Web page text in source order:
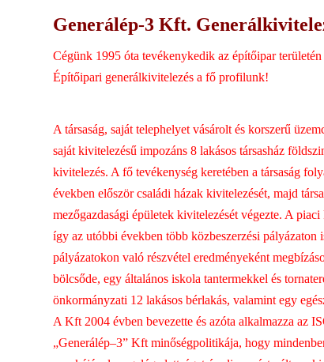
Generálép-3 Kft.
Cégünk 1995 óta tevékenykedik az építőipar
Építőipari generálkivitelezés a fő profilunk!
A társaság, saját telephelyet vásárolt és korszerű
saját kivitelezésű impozáns 8 lakásos társasház
kivitelezés. A fő tevékenység keretében a társaság
években először családi házak kivitelezését, majd
mezőgazdasági épületek kivitelezését végezte. A
így az utóbbi években több közbeszerzési pályázaton
pályázatokon való részvétel eredményeként
bölcsőde, egy általános iskola tantermekkel és
önkormányzati 12 lakásos bérlakás, valamint egy
A Kft 2004 évben bevezette és azóta alkalmazza az
„Generálép–3” Kft minőségpolitikája, hogy